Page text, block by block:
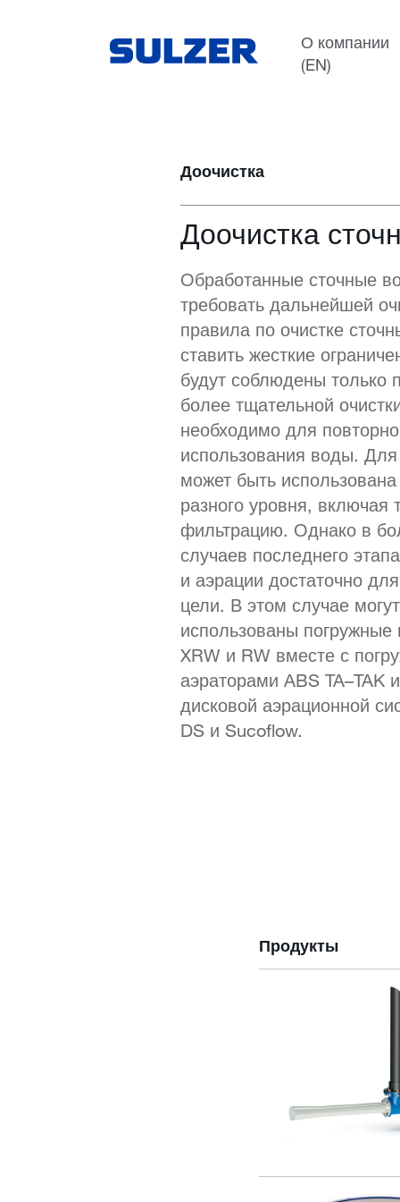
О компании
(EN)
Доочистка
Доочистка
Обработанные сточные
требовать дальнейшей
правила по очистке
ставить жесткие
будут соблюдены только
более тщательной
необходимо для
использования воды. Для
может быть
разного уровня, включая
фильтрацию. Однако в
случаев последнего
и аэрации достаточно
цели. В этом случае
использованы
XRW и RW вместе с
аэраторами ABS TA–TAK и
дисковой аэрационной
DS и Sucoflow.
Продукты